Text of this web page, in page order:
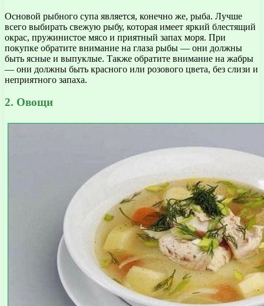
Основой рыбного супа является, конечно же, рыба. Лучше
всего выбирать свежую рыбу, которая имеет яркий блестящий
окрас, пружинистое мясо и приятный запах моря. При
покупке обратите внимание на глаза рыбы — они должны
быть ясные и выпуклые. Также обратите внимание на жабры
— они должны быть красного или розового цвета, без слизи и
неприятного запаха.
2. Овощи